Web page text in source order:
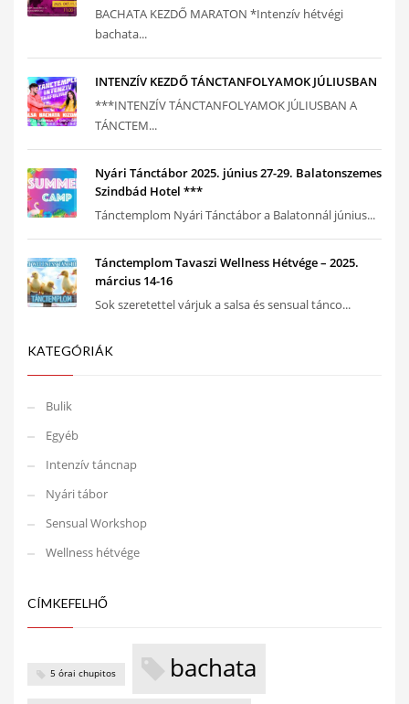
BACHATA KEZDŐ MARATON *Intenzív hétvégi
bachata...
INTENZÍV KEZDŐ TÁNCTANFOLYAMOK JÚLIUSBAN
***INTENZÍV TÁNCTANFOLYAMOK JÚLIUSBAN A
TÁNCTEM...
Nyári Tánctábor 2025. június 27-29. Balatonszemes
Szindbád Hotel ***
Tánctemplom Nyári Tánctábor a Balatonnál június...
Tánctemplom Tavaszi Wellness Hétvége – 2025.
március 14-16
Sok szeretettel várjuk a salsa és sensual tánco...
KATEGÓRIÁK
Bulik
Egyéb
Intenzív táncnap
Nyári tábor
Sensual Workshop
Wellness hétvége
CÍMKEFELHŐ
5 órai chupitos bachata